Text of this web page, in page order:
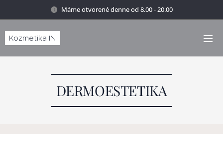
Máme otvorené denne od 8.00 - 20.00
Kozmetika IN
DERMOESTETIKA